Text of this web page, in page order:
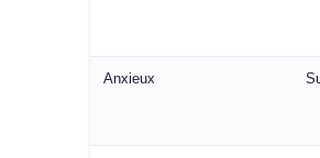
Anxieux